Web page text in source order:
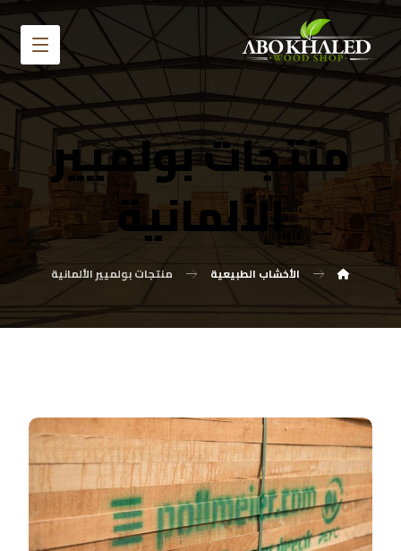
منتجات بولميير
الألمانية
الأخشاب الطبيعية منتجات بولميير الألمانية